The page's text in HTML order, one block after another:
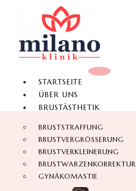
STARTSEITE
ÜBER UNS
BRUSTÄSTHETIK
BRUSTSTRAFFUNG
BRUSTVERGRÖSSERUNG
BRUSTVERKLEINERUNG
BRUSTWARZENKORREKTUR
GYNÄKOMASTIE